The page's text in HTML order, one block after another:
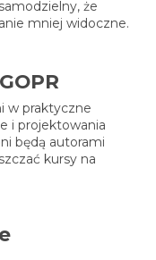
że
mniej widoczne.
w praktyczne
i projektowania
będą autorami
kursy na